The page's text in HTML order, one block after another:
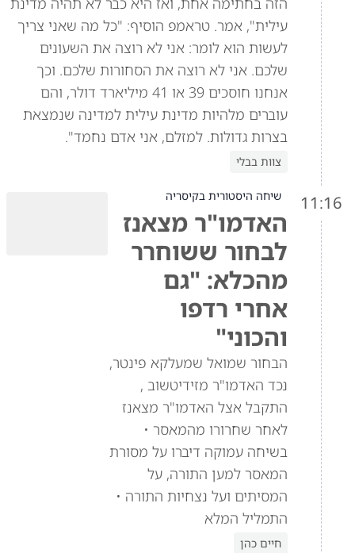
עילית", אמר. טראמפ הוסיף: "כל מה שאני צריך
לעשות הוא לומר: אני לא רוצה את השעונים
שלכם. אני לא רוצה את הסחורות שלכם. וכך
אנחנו חוסכים 39 או 41 מיליארד דולר, והם
עוברים מלהיות מדינת עילית למדינה שנמצאת
בצרות גדולות. למזלם, אני אדם נחמד".
צוות בבלי
11:16 שיחה היסטורית בקיסריה
האדמו"ר מצאנז
לבחור ששוחרר
מהכלא: "גם
אחרי רדפו
והכוני"
הבחור שמואל שמעלקא פינטר,
נכד האדמו"ר מזידיטשוב ,
התקבל אצל האדמו"ר מצאנז
לאחר שחרורו מהמאסר •
בשיחה עמוקה דיברו על מסורת
המאסר למען התורה, על
המסיתים ועל נצחיות התורה •
התמליל המלא
חיים כהן